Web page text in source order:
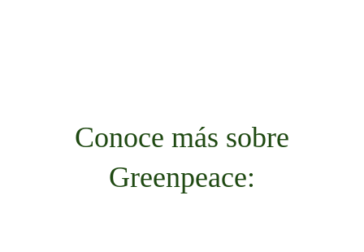
Conoce más sobre
Greenpeace: